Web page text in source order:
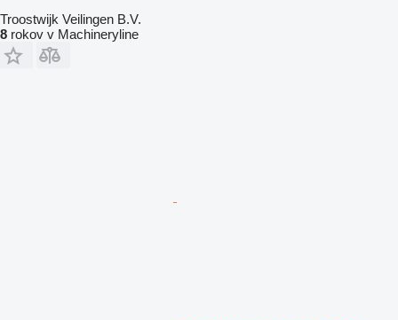
Troostwijk Veilingen B.V.
8 rokov v Machineryline